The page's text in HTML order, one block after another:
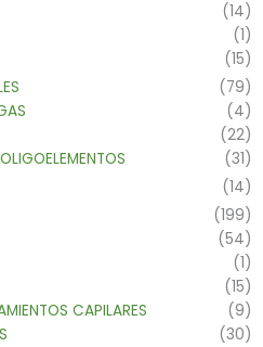
(14)
(1)
(15)
(79)
(4)
(22)
(31)
(14)
(199)
(54)
(1)
(15)
CAPILARES
(9)
(30)